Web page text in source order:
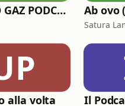
A TUTTO GAZ PODCAST
alla volta